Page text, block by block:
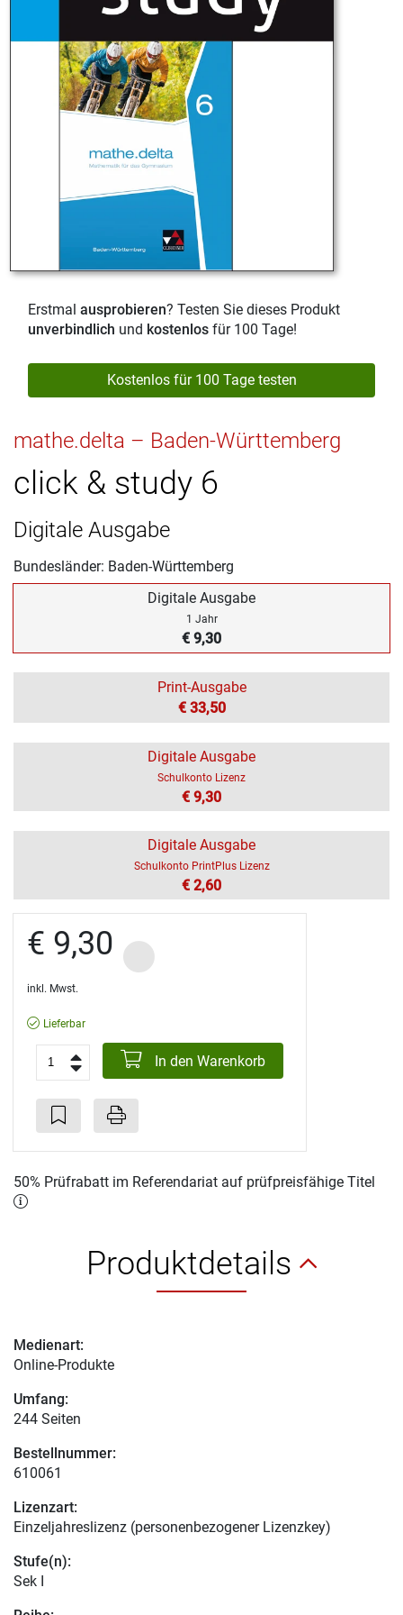
Erstmal ausprobieren? Testen Sie dieses Produkt
unverbindlich und kostenlos für 100 Tage!
Kostenlos für 100 Tage testen
mathe.delta – Baden-Württemberg
click & study 6
Digitale Ausgabe
Bundesländer: Baden-Württemberg
Digitale Ausgabe
1 Jahr
€ 9,30
Print-Ausgabe
€ 33,50
Digitale Ausgabe
Schulkonto Lizenz
€ 9,30
Digitale Ausgabe
Schulkonto PrintPlus Lizenz
€ 2,60
€ 9,30
inkl. Mwst.
Lieferbar
In den Warenkorb
50% Prüfrabatt im Referendariat auf prüfpreisfähige Titel
Produktdetails
Medienart:
Online-Produkte
Umfang:
244 Seiten
Bestellnummer:
610061
Lizenzart:
Einzeljahreslizenz (personenbezogener Lizenzkey)
Stufe(n):
Sek I